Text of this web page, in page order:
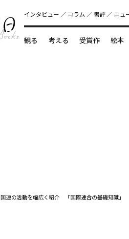
好書
インタビュー コラム 書評 ニュ
観る 考える 受賞作 絵本
国連の活動を幅広く紹介 「国際連合の基礎知識」